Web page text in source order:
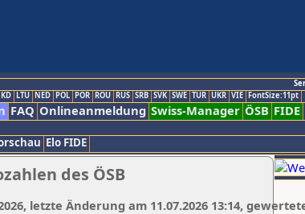
LTU NED POL POR ROU RUS SRB SVK SWE TUR UKR VIE FontSize:11pt
FAQ Onlineanmeldung Swiss-Manager ÖSB FIDE
Elo FIDE
des ÖSB
letzte Änderung am 11.07.2026 13:14,